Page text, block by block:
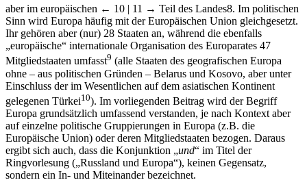
aber im europäischen ← 10 | 11 → Teil des Landes8. Im politischen
Sinn wird Europa häufig mit der Europäischen Union gleichgesetzt.
Ihr gehören aber (nur) 28 Staaten an, während die ebenfalls
„europäische“ internationale Organisation des Europarates 47
Mitgliedstaaten umfasst9 (alle Staaten des geografischen Europa
ohne – aus politischen Gründen – Belarus und Kosovo, aber unter
Einschluss der im Wesentlichen auf dem asiatischen Kontinent
gelegenen Türkei10). Im vorliegenden Beitrag wird der Begriff
Europa grundsätzlich umfassend verstanden, je nach Kontext aber
auf einzelne politische Gruppierungen in Europa (z.B. die
Europäische Union) oder deren Mitgliedstaaten bezogen. Daraus
ergibt sich auch, dass die Konjunktion „und“ im Titel der
Ringvorlesung („Russland und Europa“), keinen Gegensatz,
sondern ein In- und Miteinander bezeichnet.